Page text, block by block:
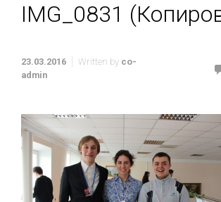
IMG_0831
23.03.2016 Written by co-
admin